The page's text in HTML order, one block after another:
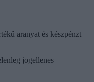
aranyat és készpénzt
jogellenes